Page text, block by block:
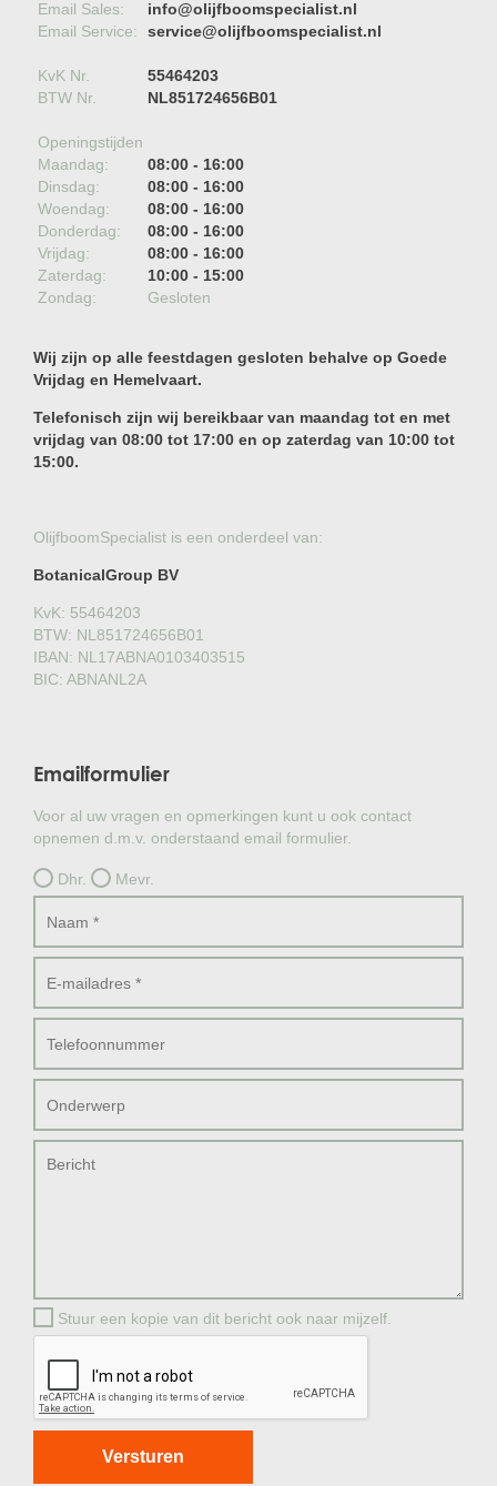
Email Sales:
info@olijfboomspecialist.nl
Email Service:
service@olijfboomspecialist.nl
KvK Nr.
55464203
BTW Nr.
NL851724656B01
Openingstijden
Maandag:
08:00 - 16:00
Dinsdag:
08:00 - 16:00
Woendag:
08:00 - 16:00
Donderdag:
08:00 - 16:00
Vrijdag:
08:00 - 16:00
Zaterdag:
10:00 - 15:00
Zondag:
Gesloten
Wij zijn op alle feestdagen gesloten behalve op Goede
Vrijdag en Hemelvaart.
Telefonisch zijn wij bereikbaar van maandag tot en met
vrijdag van 08:00 tot 17:00 en op zaterdag van 10:00 tot
15:00.
OlijfboomSpecialist is een onderdeel van:
BotanicalGroup BV
KvK: 55464203
BTW: NL851724656B01
IBAN: NL17ABNA0103403515
BIC: ABNANL2A
Emailformulier
Voor al uw vragen en opmerkingen kunt u ook contact
opnemen d.m.v. onderstaand email formulier.
Dhr. Mevr.
Stuur een kopie van dit bericht ook naar mijzelf.